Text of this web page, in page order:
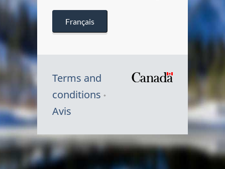
Français
Terms and
conditions
Avis
Symbole
du
Canada